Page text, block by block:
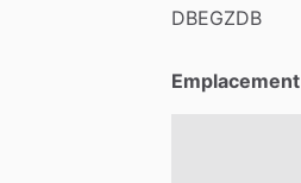
DBEGZDB
Emplacement